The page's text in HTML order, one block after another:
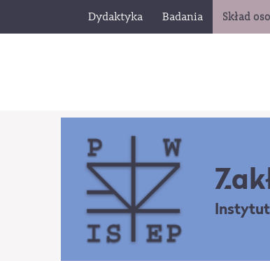
Dydaktyka Badania Skład